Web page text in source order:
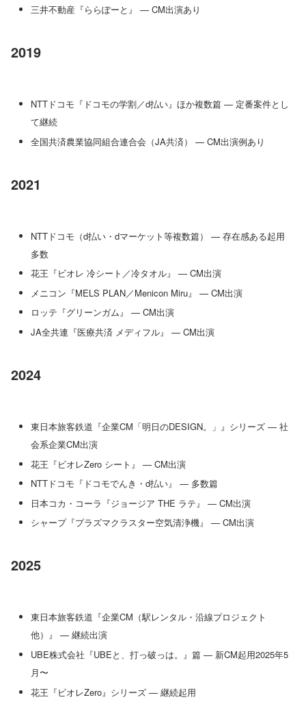
三井不動産『ららぽーと』 — CM出演あり
2019
NTTドコモ『ドコモの学割／d払い』ほか複数篇 — 定番案件とし
て継続
全国共済農業協同組合連合会（JA共済） — CM出演例あり
2021
NTTドコモ（d払い・dマーケット等複数篇） — 存在感ある起用
多数
花王『ビオレ 冷シート／冷タオル』 — CM出演
メニコン『MELS PLAN／Menicon Miru』 — CM出演
ロッテ『グリーンガム』 — CM出演
JA全共連『医療共済 メディフル』 — CM出演
2024
東日本旅客鉄道『企業CM「明日のDESIGN。」』シリーズ — 社
会系企業CM出演
花王『ビオレZero シート』 — CM出演
NTTドコモ『ドコモでんき・d払い』 — 多数篇
日本コカ・コーラ『ジョージア THE ラテ』 — CM出演
シャープ『プラズマクラスター空気清浄機』 — CM出演
2025
東日本旅客鉄道『企業CM（駅レンタル・沿線プロジェクト
他）』 — 継続出演
UBE株式会社『UBEと、打っ破っは。』篇 — 新CM起用2025年5
月〜
花王『ビオレZero』シリーズ — 継続起用